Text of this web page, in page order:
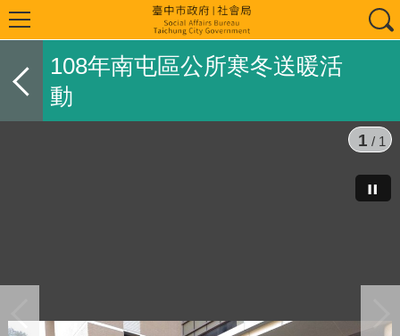
108年南屯區公所寒冬送暖活
動
1 / 1